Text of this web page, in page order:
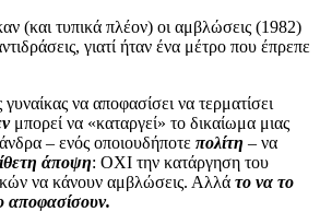
(και τυπικά πλέον) οι αμβλώσεις (1982)
γιατί ήταν ένα μέτρο που έπρεπε
να αποφασίσει να τερματίσει
μπορεί να «καταργεί» το δικαίωμα μιας
– ενός οποιουδήποτε πολίτη – να
άποψη: ΟΧΙ την κατάργηση του
να κάνουν αμβλώσεις. Αλλά το να το
αποφασίσουν.